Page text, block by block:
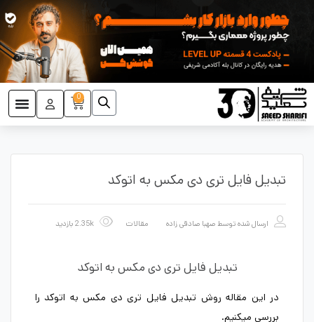
0
تبدیل فایل تری دی مکس به اتوکد
ارسال شده توسط صهبا صادقی زاده مقالات
تبدیل فایل تری دی مکس به اتوکد
در این مقاله روش تبدیل فایل تری دی مکس به اتوکد را
بررسی میکنیم.